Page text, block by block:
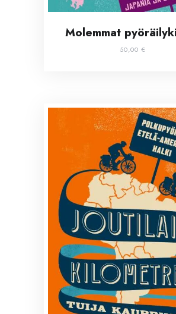
Molemmat
50,00 €